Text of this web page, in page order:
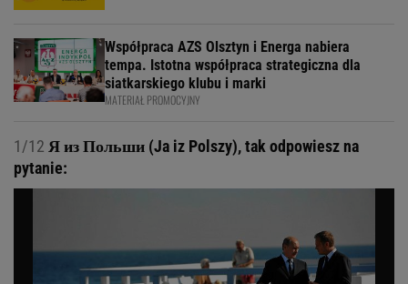
Współpraca AZS Olsztyn i Energa nabiera
tempa. Istotna współpraca strategiczna dla
siatkarskiego klubu i marki
MATERIAŁ PROMOCYJNY
1/12 Я из Польши (Ja iz Polszy), tak odpowiesz na
pytanie: